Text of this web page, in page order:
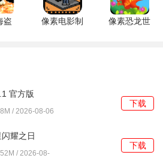
手攻略
房屋，
个不推荐做，
盗
像素电影制
像素恐龙世
官方版
/ 2026-08-06
下载
耀之日
/ 2026-08-
下载